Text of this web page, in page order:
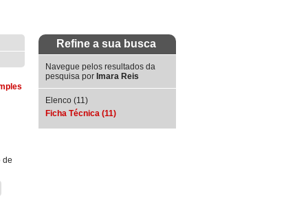
de
Refine a sua busca
Navegue pelos resultados da
pesquisa por Imara Reis
Elenco (11)
Ficha Técnica (11)